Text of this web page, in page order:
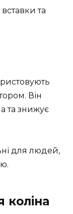
та
Він
та знижує
для людей,
коліна